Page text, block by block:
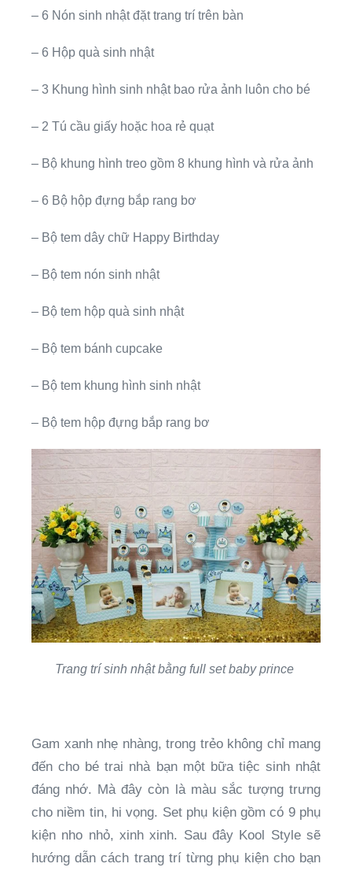
– 6 Nón sinh nhật đặt trang trí trên bàn
– 6 Hộp quà sinh nhật
– 3 Khung hình sinh nhật bao rửa ảnh luôn cho bé
– 2 Tú cầu giấy hoặc hoa rẻ quạt
– Bộ khung hình treo gồm 8 khung hình và rửa ảnh
– 6 Bộ hộp đựng bắp rang bơ
– Bộ tem dây chữ Happy Birthday
– Bộ tem nón sinh nhật
– Bộ tem hộp quà sinh nhật
– Bộ tem bánh cupcake
– Bộ tem khung hình sinh nhật
– Bộ tem hộp đựng bắp rang bơ
Trang trí sinh nhật bằng full set baby prince
Gam xanh nhẹ nhàng, trong trẻo không chỉ mang
đến cho bé trai nhà bạn một bữa tiệc sinh nhật
đáng nhớ. Mà đây còn là màu sắc tượng trưng
cho niềm tin, hi vọng. Set phụ kiện gồm có 9 phụ
kiện nho nhỏ, xinh xinh. Sau đây Kool Style sẽ
hướng dẫn cách trang trí từng phụ kiện cho bạn